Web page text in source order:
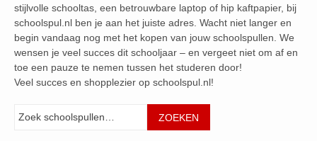
stijlvolle schooltas, een betrouwbare laptop of hip kaftpapier, bij
schoolspul.nl ben je aan het juiste adres. Wacht niet langer en
begin vandaag nog met het kopen van jouw schoolspullen. We
wensen je veel succes dit schooljaar – en vergeet niet om af en
toe een pauze te nemen tussen het studeren door!
Veel succes en shopplezier op schoolspul.nl!
Zoeken
ZOEKEN